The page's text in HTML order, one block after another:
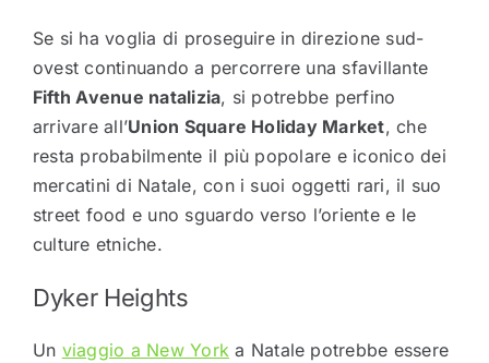
Se si ha voglia di proseguire in direzione sud-
ovest continuando a percorrere una sfavillante
Fifth Avenue natalizia, si potrebbe perfino
arrivare all’Union Square Holiday Market, che
resta probabilmente il più popolare e iconico dei
mercatini di Natale, con i suoi oggetti rari, il suo
street food e uno sguardo verso l’oriente e le
culture etniche.
Dyker Heights
Un viaggio a New York a Natale potrebbe essere